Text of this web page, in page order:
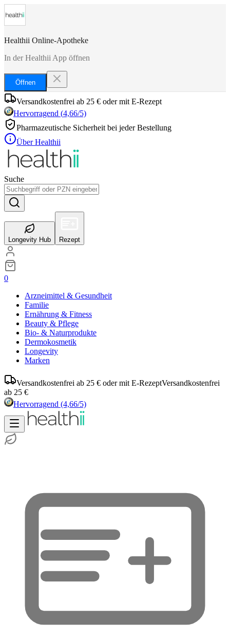
Healthii Online-Apotheke
In der Healthii App öffnen
Öffnen
Versandkostenfrei ab 25 € oder mit E-Rezept
Hervorragend (4,66/5)
Pharmazeutische Sicherheit bei jeder Bestellung
Über Healthii
Suche
Longevity Hub Rezept
0
Arzneimittel & Gesundheit
Familie
Ernährung & Fitness
Beauty & Pflege
Bio- & Naturprodukte
Dermokosmetik
Longevity
Marken
Versandkostenfrei ab 25 € oder mit E-RezeptVersandkostenfrei
ab 25 €
Hervorragend (4,66/5)